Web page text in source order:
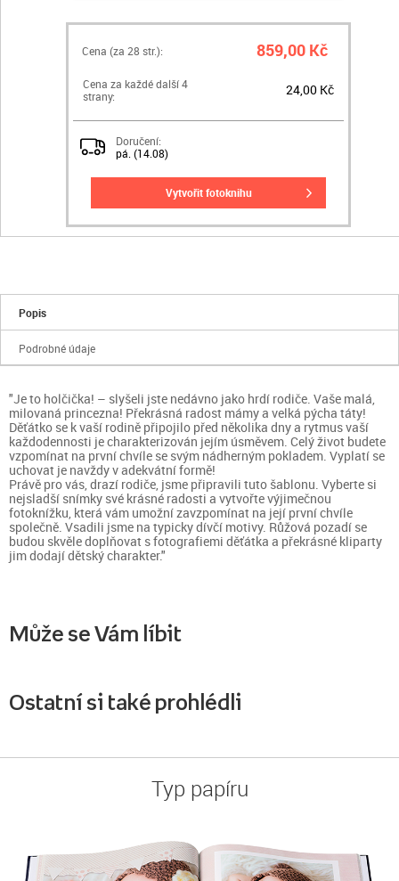
Cena (za 28 str.): 859,00 Kč
Cena za každé další 4
strany:
24,00 Kč
Doručení:
pá. (14.08)
vytvořit fotoknihu
Popis
Podrobné údaje
"Je to holčička! – slyšeli jste nedávno jako hrdí rodiče. Vaše malá,
milovaná princezna! Překrásná radost mámy a velká pýcha táty!
Děťátko se k vaší rodině připojilo před několika dny a rytmus vaší
každodennosti je charakterizován jejím úsměvem. Celý život budete
vzpomínat na první chvíle se svým nádherným pokladem. Vyplatí se
uchovat je navždy v adekvátní formě!
Právě pro vás, drazí rodiče, jsme připravili tuto šablonu. Vyberte si
nejsladší snímky své krásné radosti a vytvořte výjimečnou
fotoknížku, která vám umožní zavzpomínat na její první chvíle
společně. Vsadili jsme na typicky dívčí motivy. Růžová pozadí se
budou skvěle doplňovat s fotografiemi děťátka a překrásné kliparty
jim dodají dětský charakter."
Může se Vám líbit
Ostatní si také prohlédli
Typ papíru